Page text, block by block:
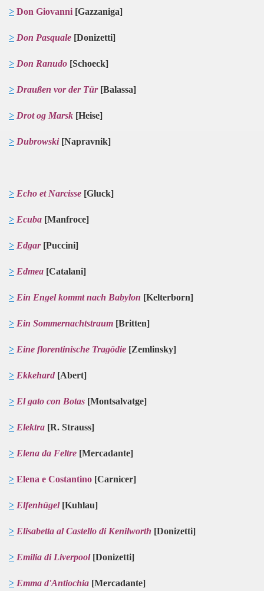
> Don Giovanni [Gazzaniga]
> Don Pasquale [Donizetti]
> Don Ranudo [Schoeck]
> Draußen vor der Tür [Balassa]
> Drot og Marsk [Heise]
> Dubrowski[Napravnik]
> Echo et Narcisse [Gluck]
> Ecuba [Manfroce]
> Edgar[Puccini]
> Edmea [Catalani]
> Ein Engelkommt nach Babylon [Kelterborn]
> Ein Sommernachtstraum [Britten]
> Eine florentinische Tragödie [Zemlinsky]
> Ekkehard [Abert]
> El gato con Botas [Montsalvatge]
> Elektra [R. Strauss]
> Elena da Feltre [Mercadante]
> Elena e Costantino [Carnicer]
> Elfenhügel[Kuhlau]
> Elisabetta al Castello di Kenilworth [Donizetti]
> Emilia di Liverpool[Donizetti]
> Emma d'Antiochia [Mercadante]